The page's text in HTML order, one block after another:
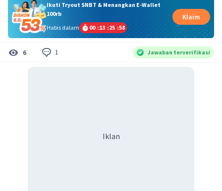
Ikuti Tryout SNBT & Menangkan E-Wallet
100rb
Habis dalam
00 :13 :25 :57
Klaim
6 1 Jawaban terverifikasi
Iklan